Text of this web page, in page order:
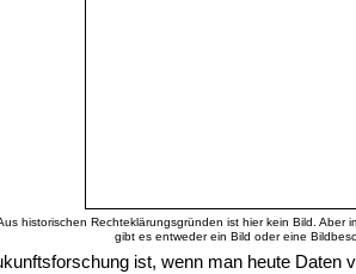
historischen Rechteklärungsgründen ist hier kein Bild. Aber
gibt es entweder ein Bild oder eine
ist, wenn man heute Daten